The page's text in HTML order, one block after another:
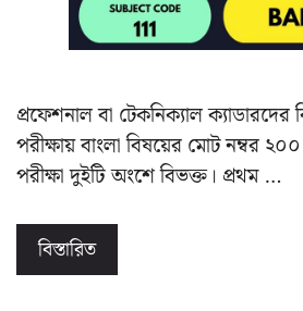
প্রফেশনাল বা টেকনিক্যাল
পরীক্ষায় বাংলা বিষয়ের মোট নম্বর
পরীক্ষা দুইটি অংশে বিভক্ত। প্রথম …
বিস্তারিত